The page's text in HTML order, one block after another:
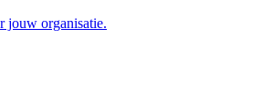
jouw organisatie.